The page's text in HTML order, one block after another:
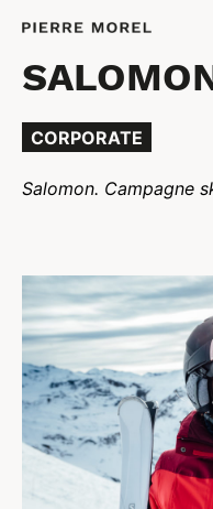
CORPORATE
Salomon. Campagne